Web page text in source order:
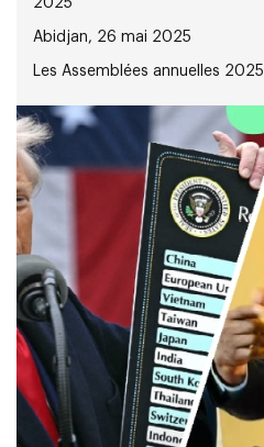
2025
Abidjan, 26 mai 2025
Les Assemblées annuelles